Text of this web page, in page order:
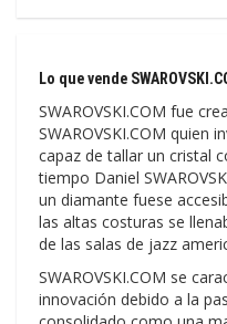
Lo que vende
SWAROVSKI.COM fue
SWAROVSKI.COM quien
capaz de tallar un cristal
tiempo Daniel
un diamante fuese
las altas costuras se
de las salas de jazz
SWAROVSKI.COM se
innovación debido a la